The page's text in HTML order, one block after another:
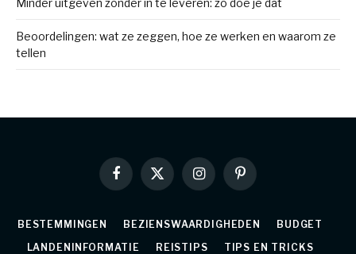
Beoordelingen: wat ze zeggen, hoe ze werken en waarom ze
tellen
Facebook
X
(Twitter)
InstagramPinterest
BESTEMMINGEN BEZIENSWAARDIGHEDEN
BUDGET
LANDENINFORMATIE
REISTIPS TIPS EN TRICKS